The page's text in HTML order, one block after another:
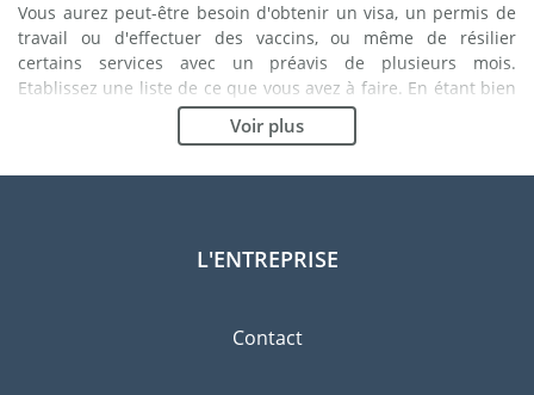
Vous aurez peut-être besoin d'obtenir un visa, un permis de
travail ou d'effectuer des vaccins, ou même de résilier
certains services avec un préavis de plusieurs mois.
Etablissez une liste de ce que vous avez à faire. En étant bien
organisé, vous vous assurez du bon déroulement de votre
Choisissez le bon déménageur
indépendants tels que la FIDI vous permettront d'avoir une
variété des emballages disponibles ainsi qu'un réseau
Voir plus
L'ENTREPRISE
Contact